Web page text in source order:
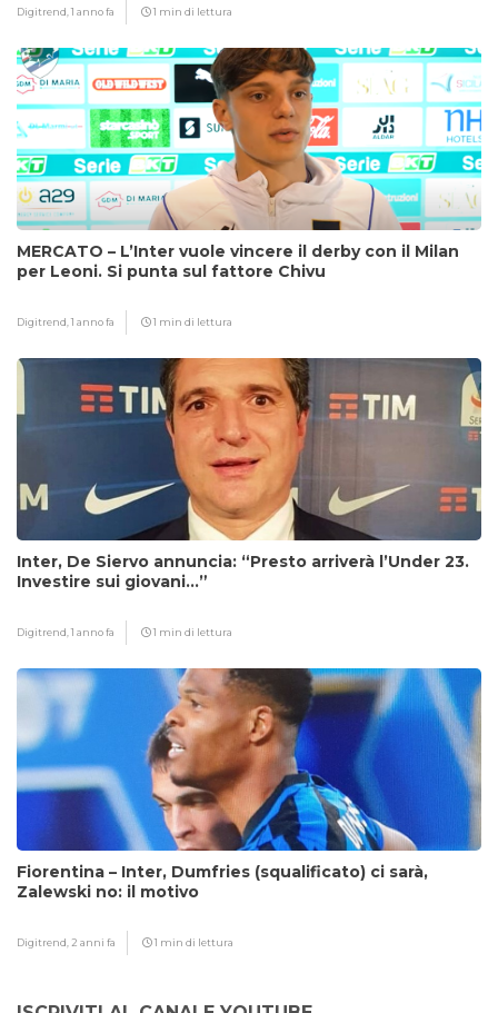
Digitrend,1 anno fa 1 min di lettura
MERCATO – L’Inter vuole vincere il derby con il Milan
per Leoni. Si punta sul fattore Chivu
Digitrend,1 anno fa 1 min di lettura
Inter, De Siervo annuncia: “Presto arriverà l’Under 23.
Investire sui giovani…”
Digitrend,1 anno fa 1 min di lettura
Fiorentina – Inter, Dumfries (squalificato) ci sarà,
Zalewski no: il motivo
Digitrend, 2 anni fa 1 min di lettura